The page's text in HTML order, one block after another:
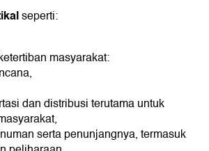
seperti:
masyarakat:
dan distribusi terutama untuk
serta penunjangnya, termasuk